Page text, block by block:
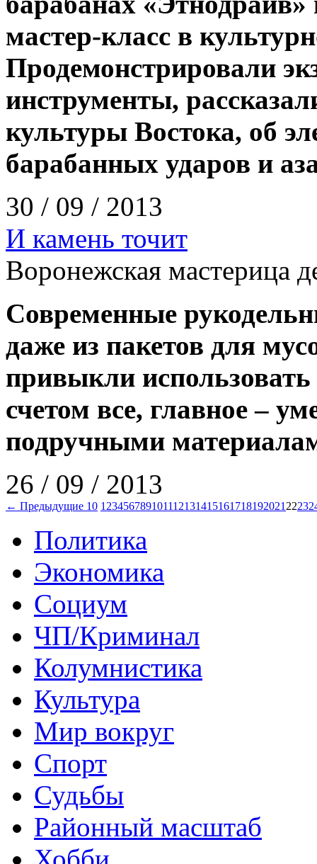
мастер-класс в
Продемонстрировали
инструменты,
культуры Востока, об
барабанных ударов и
30 / 09 / 2013
И камень точит
Воронежская мастерица
Современные
даже из пакетов для
привыкли
счетом все, главное –
подручными
26 / 09 / 2013
← Предыдущие 10 1 23456789101112131415161718192021 2223
Политика
Экономика
Социум
ЧП/Криминал
Колумнистика
Культура
Мир вокруг
Спорт
Судьбы
Районный масштаб